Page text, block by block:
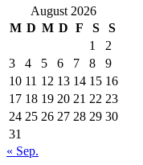
August 2026
M D M D F S
S
1
2
3
4 5 6 7 8
9
10 11 12 13 14 15 16
17 18 19 20 21 22 23
24 25 26 27 28 29 30
31
« Sep.